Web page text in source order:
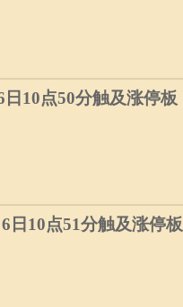
10点50分触及涨停板
日10点51分触及涨停板